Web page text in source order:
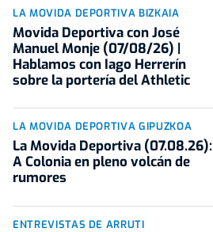
LA MOVIDA DEPORTIVA BIZKAIA
Movida Deportiva con José
Manuel Monje (07/08/26) |
Hablamos con Iago Herrerín
sobre la portería del Athletic
LA MOVIDA DEPORTIVA GIPUZKOA
La Movida Deportiva (07.08.26):
A Colonia en pleno volcán de
rumores
ENTREVISTAS DE ARRUTI